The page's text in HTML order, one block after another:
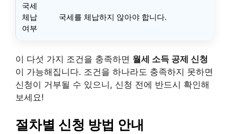
국세
체납
여부
국세를 체납하지 않아야 합니다.
이 다섯 가지 조건을 충족하면 월세 소득 공제 신청
이 가능해집니다. 조건을 하나라도 충족하지 못하면
신청이 거부될 수 있으니, 신청 전에 반드시 확인해
보세요!
절차별 신청 방법 안내